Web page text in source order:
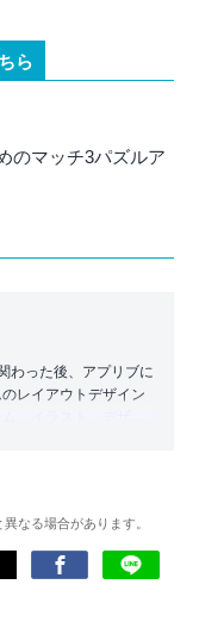
ら
のマッチ3パズルア
わった後、アプリブに
レイアウトデザイン
、イラスト、デザイ
なる場合があります。